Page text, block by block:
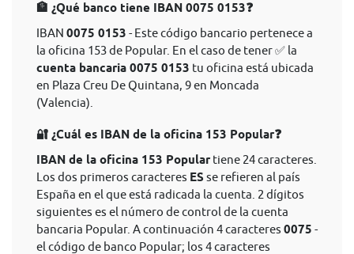
🏦 ¿Qué banco tiene IBAN 0075 0153❓
IBAN 0075 0153 - Este código bancario pertenece a
la oficina 153 de Popular. En el caso de tener ✅ la
cuenta bancaria 0075 0153 tu oficina está ubicada
en Plaza Creu De Quintana, 9 en Moncada
(Valencia).
🔐 ¿Cuál es IBAN de la oficina 153 Popular❓
IBAN de la oficina 153 Popular tiene 24 caracteres.
Los dos primeros caracteres ES se refieren al país
España en el que está radicada la cuenta. 2 dígitos
siguientes es el número de control de la cuenta
bancaria Popular. A continuación 4 caracteres 0075 -
el código de banco Popular; los 4 caracteres